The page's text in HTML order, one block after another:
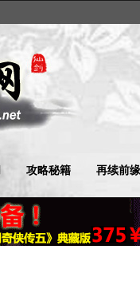
攻略秘籍 再续前缘